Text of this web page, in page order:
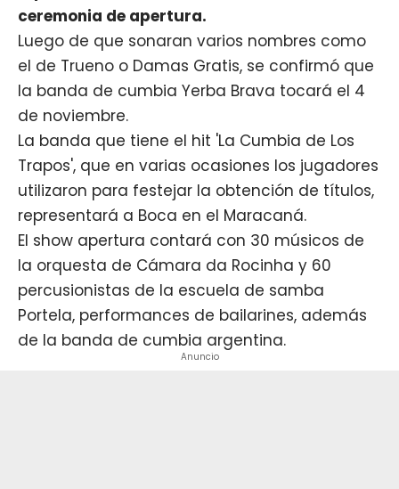
ceremonia de apertura.
Luego de que sonaran varios nombres como
el de Trueno o Damas Gratis, se confirmó que
la banda de cumbia Yerba Brava tocará el 4
de noviembre.
La banda que tiene el hit 'La Cumbia de Los
Trapos', que en varias ocasiones los jugadores
utilizaron para festejar la obtención de títulos,
representará a Boca en el Maracaná.
El show apertura contará con 30 músicos de
la orquesta de Cámara da Rocinha y 60
percusionistas de la escuela de samba
Portela, performances de bailarines, además
de la banda de cumbia argentina.
Anuncio